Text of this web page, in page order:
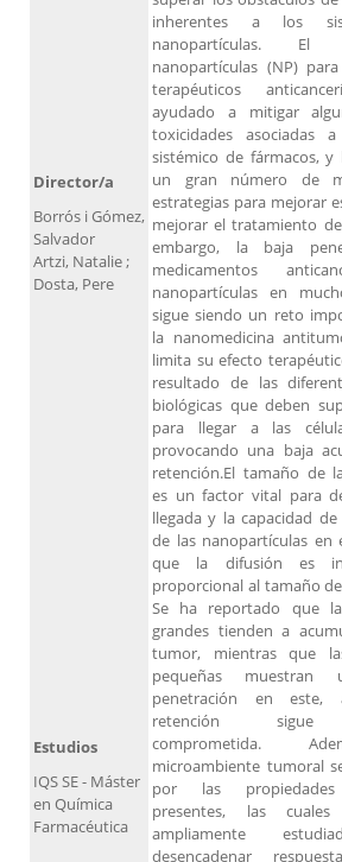
inherentes a los
nanopartículas.
nanopartículas (NP)
terapéuticos
ayudado a mitigar
toxicidades asociadas
sistémico de fármacos, y
un gran número de
estrategias para mejorar
mejorar el tratamiento
embargo, la baja
medicamentos
nanopartículas en
sigue siendo un reto
la nanomedicina
limita su efecto
resultado de las
biológicas que deben
para llegar a las
provocando una baja
retención.El tamaño de
es un factor vital para
llegada y la capacidad
de las nanopartículas en
que la difusión es
proporcional al tamaño
Se ha reportado que
grandes tienden a
tumor, mientras que
pequeñas muestran
penetración en este,
retención sigue
comprometida.
microambiente tumoral
por las propiedades
presentes, las
ampliamente
desencadenar
Director/a
Borrós i Gómez,
Salvador
Artzi, Natalie ;
Dosta, Pere
Estudios
IQS SE - Máster
en Química
Farmacéutica